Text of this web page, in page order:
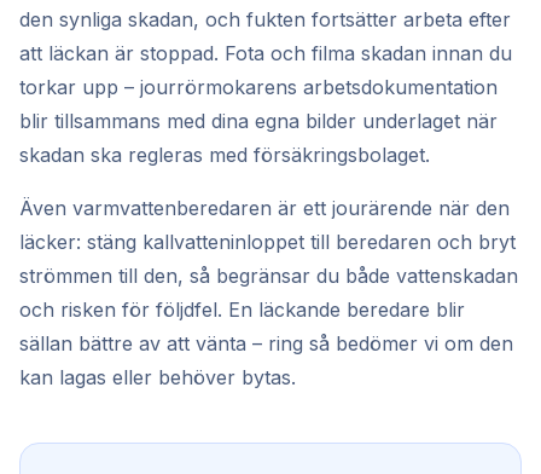
den synliga skadan, och fukten fortsätter arbeta efter
att läckan är stoppad. Fota och filma skadan innan du
torkar upp – jourrörmokarens arbetsdokumentation
blir tillsammans med dina egna bilder underlaget när
skadan ska regleras med försäkringsbolaget.
Även varmvattenberedaren är ett jourärende när den
läcker: stäng kallvatteninloppet till beredaren och bryt
strömmen till den, så begränsar du både vattenskadan
och risken för följdfel. En läckande beredare blir
sällan bättre av att vänta – ring så bedömer vi om den
kan lagas eller behöver bytas.